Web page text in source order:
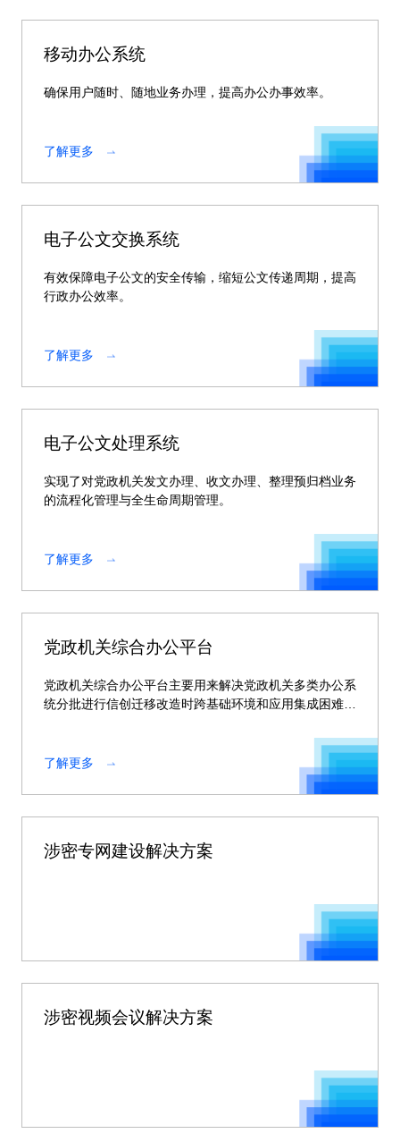
移动办公系统
确保用户随时、随地业务办理，提高办公办事效率。
了解更多
电子公文交换系统
有效保障电子公文的安全传输，缩短公文传递周期，提高
行政办公效率。
了解更多
电子公文处理系统
实现了对党政机关发文办理、收文办理、整理预归档业务
的流程化管理与全生命周期管理。
了解更多
党政机关综合办公平台
党政机关综合办公平台主要用来解决党政机关多类办公系
统分批进行信创迁移改造时跨基础环境和应用集成困难的
了解更多
涉密专网建设解决方案
涉密视频会议解决方案